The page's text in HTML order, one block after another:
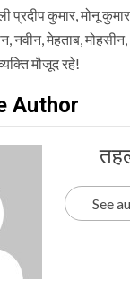
प्रदीप कुमार, मोनू
नवीन, मेहताब,
मौजूद रहे!
Author
See